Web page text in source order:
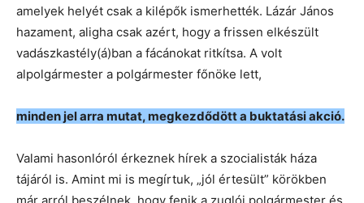
amelyek helyét csak a kilépők ismerhették. Lázár János
hazament, aligha csak azért, hogy a frissen elkészült
vadászkastély(á)ban a fácánokat ritkítsa. A volt
alpolgármester a polgármester főnöke lett,
minden jel arra mutat, megkezdődött a buktatási akció.
Valami hasonlóról érkeznek hírek a szocialisták háza
tájáról is. Amint mi is megírtuk, „jól értesült” körökben